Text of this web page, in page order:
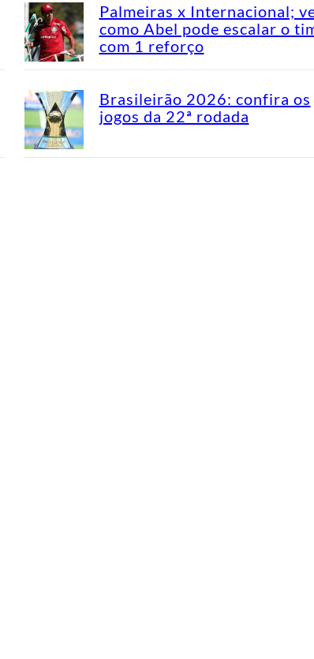
Palmeiras x Internacional;
como Abel pode escalar o
com 1 reforço
Brasileirão 2026: confira os
jogos da 22ª rodada